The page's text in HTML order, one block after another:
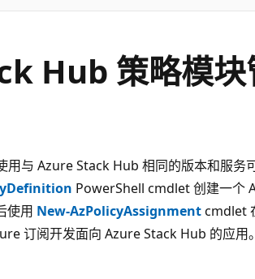
Hub 策略模块
与 Azure Stack Hub 相同的版本和服务
PowerShell cmdlet 创建一个
使用 New-AzPolicyAssignmentcmdlet
订阅开发面向 Azure Stack Hub 的应用。